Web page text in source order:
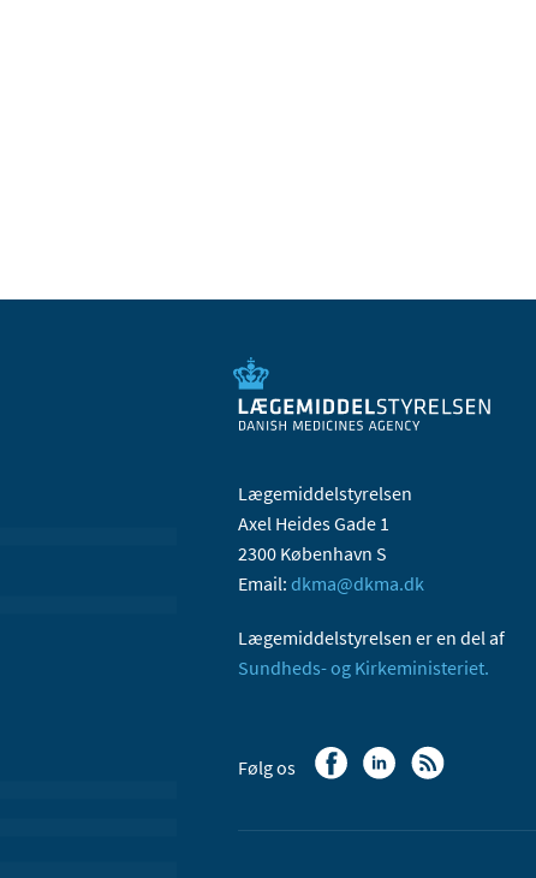
Lægemiddelstyrelsen
Axel Heides Gade 1
2300 København S
Email: dkma@dkma.dk
Lægemiddelstyrelsen er en del af
Sundheds- og Kirkeministeriet.
Følg os